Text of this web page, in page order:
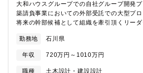
大和ハウスグループでの自社グループ開発
築請負事業においての外部受託での大型プ
将来の幹部候補として組織を牽引頂くリー
データセンター、医療・介護施設、工場、
の意匠設計、設計監理をご担当頂きます。※
くそれぞれが幅広い物件をご担当頂く予定
宅領域)について…住宅メーカーとして知ら
勤務地 石川県
年収 720万円～1010万円
職種
土木設計・建設設計